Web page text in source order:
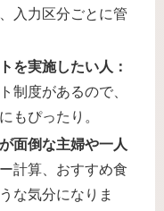
入力区分ごとに管
を実施したい人：
制度があるので、
もぴったり。
面倒な主婦や一人
計算、おすすめ食
な気分になりま